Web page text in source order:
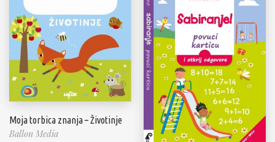
Moja torbica znanja – Životinje
Ballon Media